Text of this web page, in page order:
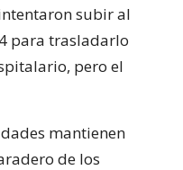
subir al
para trasladarlo
pero el
mantienen
de los